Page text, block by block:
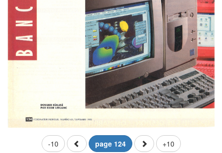
-10 page 124 +10